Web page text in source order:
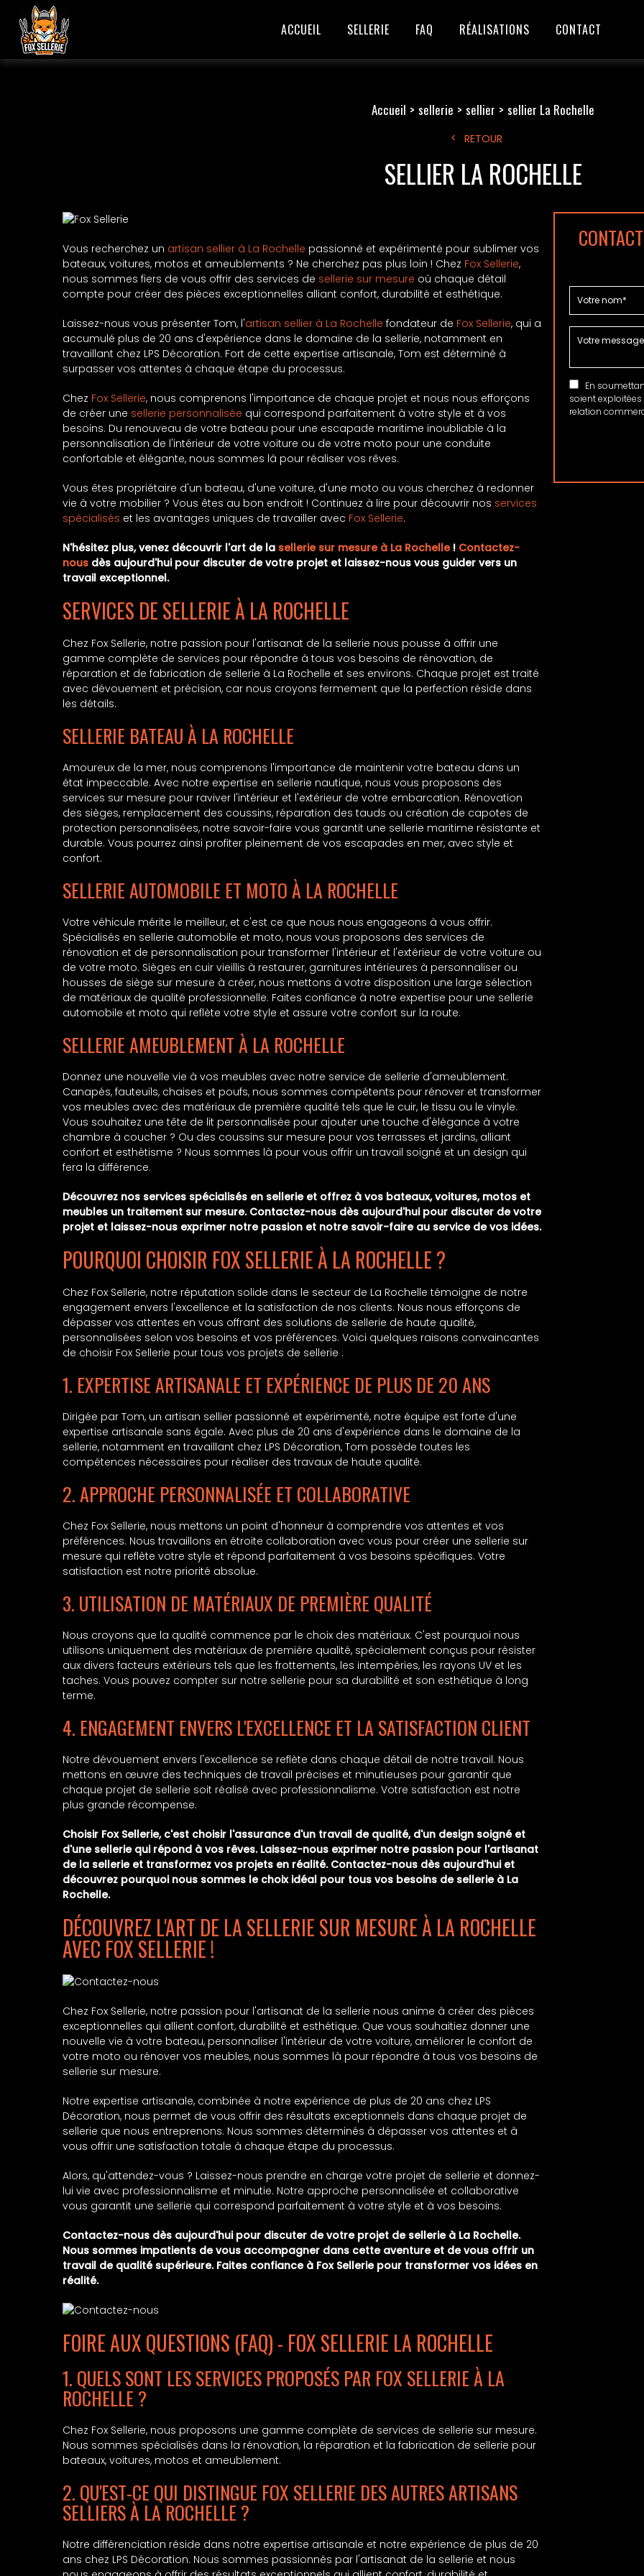
ACCUEIL SELLERIE FAQ RÉALISATIONS CONTACT
Accueil sellerie sellier sellier La Rochelle
RETOUR
SELLIER LA ROCHELLE
Vous recherchez un artisan sellier à La Rochelle passionné et expérimenté pour sublimer vos
bateaux, voitures, motos et ameublements ? Ne cherchez pas plus loin ! Chez Fox Sellerie,
nous sommes fiers de vous offrir des services de sellerie sur mesure où chaque détail
compte pour créer des pièces exceptionnelles alliant confort, durabilité et esthétique.
Laissez-nous vous présenter Tom, l'artisan sellier à La Rochelle fondateur de Fox Sellerie, qui a
accumulé plus de 20 ans d'expérience dans le domaine de la sellerie, notamment en
travaillant chez LPS Décoration. Fort de cette expertise artisanale, Tom est déterminé à
surpasser vos attentes à chaque étape du processus.
Chez Fox Sellerie, nous comprenons l'importance de chaque projet et nous nous efforçons
de créer une sellerie personnalisée qui correspond parfaitement à votre style et à vos
besoins. Du renouveau de votre bateau pour une escapade maritime inoubliable à la
personnalisation de l'intérieur de votre voiture ou de votre moto pour une conduite
confortable et élégante, nous sommes là pour réaliser vos rêves.
Vous êtes propriétaire d'un bateau, d'une voiture, d'une moto ou vous cherchez à redonner
vie à votre mobilier ? Vous êtes au bon endroit ! Continuez à lire pour découvrir nos services
spécialisés et les avantages uniques de travailler avec Fox Sellerie.
N'hésitez plus, venez découvrir l'art de la sellerie sur mesure à La Rochelle! Contactez-
nous dès aujourd'hui pour discuter de votre projet et laissez-nous vous guider vers un
travail exceptionnel.
SERVICES DE SELLERIE À LA ROCHELLE
Chez Fox Sellerie, notre passion pour l'artisanat de la sellerie nous pousse à offrir une
gamme complète de services pour répondre à tous vos besoins de rénovation, de
réparation et de fabrication de sellerie à La Rochelle et ses environs. Chaque projet est traité
avec dévouement et précision, car nous croyons fermement que la perfection réside dans
les détails.
SELLERIE BATEAU À LA ROCHELLE
Amoureux de la mer, nous comprenons l'importance de maintenir votre bateau dans un
état impeccable. Avec notre expertise en sellerie nautique, nous vous proposons des
services sur mesure pour raviver l'intérieur et l'extérieur de votre embarcation. Rénovation
des sièges, remplacement des coussins, réparation des tauds ou création de capotes de
protection personnalisées, notre savoir-faire vous garantit une sellerie maritime résistante et
durable. Vous pourrez ainsi profiter pleinement de vos escapades en mer, avec style et
confort.
SELLERIE AUTOMOBILE ET MOTO À LA ROCHELLE
Votre véhicule mérite le meilleur, et c'est ce que nous nous engageons à vous offrir.
Spécialisés en sellerie automobile et moto, nous vous proposons des services de
rénovation et de personnalisation pour transformer l'intérieur et l'extérieur de votre voiture ou
de votre moto. Sièges en cuir vieillis à restaurer, garnitures intérieures à personnaliser ou
housses de siège sur mesure à créer, nous mettons à votre disposition une large sélection
de matériaux de qualité professionnelle. Faites confiance à notre expertise pour une sellerie
automobile et moto qui reflète votre style et assure votre confort sur la route.
SELLERIE AMEUBLEMENT À LA ROCHELLE
Donnez une nouvelle vie à vos meubles avec notre service de sellerie d'ameublement.
Canapés, fauteuils, chaises et poufs, nous sommes compétents pour rénover et transformer
vos meubles avec des matériaux de première qualité tels que le cuir, le tissu ou le vinyle.
Vous souhaitez une tête de lit personnalisée pour ajouter une touche d'élégance à votre
chambre à coucher ? Ou des coussins sur mesure pour vos terrasses et jardins, alliant
confort et esthétisme ? Nous sommes là pour vous offrir un travail soigné et un design qui
fera la différence.
Découvrez nos services spécialisés en sellerie et offrez à vos bateaux, voitures, motos et
meubles un traitement sur mesure. Contactez-nous dès aujourd'hui pour discuter de votre
projet et laissez-nous exprimer notre passion et notre savoir-faire au service de vos idées.
POURQUOI CHOISIR FOX SELLERIE À LA ROCHELLE ?
Chez Fox Sellerie, notre réputation solide dans le secteur de La Rochelle témoigne de notre
engagement envers l'excellence et la satisfaction de nos clients. Nous nous efforçons de
dépasser vos attentes en vous offrant des solutions de sellerie de haute qualité,
personnalisées selon vos besoins et vos préférences. Voici quelques raisons convaincantes
de choisir Fox Sellerie pour tous vos projets de sellerie :
1. EXPERTISE ARTISANALE ET EXPÉRIENCE DE PLUS DE 20 ANS
Dirigée par Tom, un artisan sellier passionné et expérimenté, notre équipe est forte d'une
expertise artisanale sans égale. Avec plus de 20 ans d'expérience dans le domaine de la
sellerie, notamment en travaillant chez LPS Décoration, Tom possède toutes les
compétences nécessaires pour réaliser des travaux de haute qualité.
2. APPROCHE PERSONNALISÉE ET COLLABORATIVE
Chez Fox Sellerie, nous mettons un point d'honneur à comprendre vos attentes et vos
préférences. Nous travaillons en étroite collaboration avec vous pour créer une sellerie sur
mesure qui reflète votre style et répond parfaitement à vos besoins spécifiques. Votre
satisfaction est notre priorité absolue.
3. UTILISATION DE MATÉRIAUX DE PREMIÈRE QUALITÉ
Nous croyons que la qualité commence par le choix des matériaux. C'est pourquoi nous
utilisons uniquement des matériaux de première qualité, spécialement conçus pour résister
aux divers facteurs extérieurs tels que les frottements, les intempéries, les rayons UV et les
taches. Vous pouvez compter sur notre sellerie pour sa durabilité et son esthétique à long
terme.
4. ENGAGEMENT ENVERS L'EXCELLENCE ET LA SATISFACTION CLIENT
Notre dévouement envers l'excellence se reflète dans chaque détail de notre travail. Nous
mettons en œuvre des techniques de travail précises et minutieuses pour garantir que
chaque projet de sellerie soit réalisé avec professionnalisme. Votre satisfaction est notre
plus grande récompense.
Choisir Fox Sellerie, c'est choisir l'assurance d'un travail de qualité, d'un design soigné et
d'une sellerie qui répond à vos rêves. Laissez-nous exprimer notre passion pour l'artisanat
de la sellerie et transformez vos projets en réalité. Contactez-nous dès aujourd'hui et
découvrez pourquoi nous sommes le choix idéal pour tous vos besoins de sellerie à La
Rochelle.
DÉCOUVREZ L'ART DE LA SELLERIE SUR MESURE À LA ROCHELLE
AVEC FOX SELLERIE !
Chez Fox Sellerie, notre passion pour l'artisanat de la sellerie nous anime à créer des pièces
exceptionnelles qui allient confort, durabilité et esthétique. Que vous souhaitiez donner une
nouvelle vie à votre bateau, personnaliser l'intérieur de votre voiture, améliorer le confort de
votre moto ou rénover vos meubles, nous sommes là pour répondre à tous vos besoins de
sellerie sur mesure.
Notre expertise artisanale, combinée à notre expérience de plus de 20 ans chez LPS
Décoration, nous permet de vous offrir des résultats exceptionnels dans chaque projet de
sellerie que nous entreprenons. Nous sommes déterminés à dépasser vos attentes et à
vous offrir une satisfaction totale à chaque étape du processus.
Alors, qu'attendez-vous ? Laissez-nous prendre en charge votre projet de sellerie et donnez-
lui vie avec professionnalisme et minutie. Notre approche personnalisée et collaborative
vous garantit une sellerie qui correspond parfaitement à votre style et à vos besoins.
Contactez-nous dès aujourd'hui pour discuter de votre projet de sellerie à La Rochelle.
Nous sommes impatients de vous accompagner dans cette aventure et de vous offrir un
travail de qualité supérieure. Faites confiance à Fox Sellerie pour transformer vos idées en
réalité.
FOIRE AUX QUESTIONS (FAQ) - FOX SELLERIE LA ROCHELLE
1. QUELS SONT LES SERVICES PROPOSÉS PAR FOX SELLERIE À LA
ROCHELLE ?
Chez Fox Sellerie, nous proposons une gamme complète de services de sellerie sur mesure.
Nous sommes spécialisés dans la rénovation, la réparation et la fabrication de sellerie pour
bateaux, voitures, motos et ameublement.
2. QU'EST-CE QUI DISTINGUE FOX SELLERIE DES AUTRES ARTISANS
SELLIERS À LA ROCHELLE ?
Notre différenciation réside dans notre expertise artisanale et notre expérience de plus de 20
ans chez LPS Décoration. Nous sommes passionnés par l'artisanat de la sellerie et nous
En
soient
relation